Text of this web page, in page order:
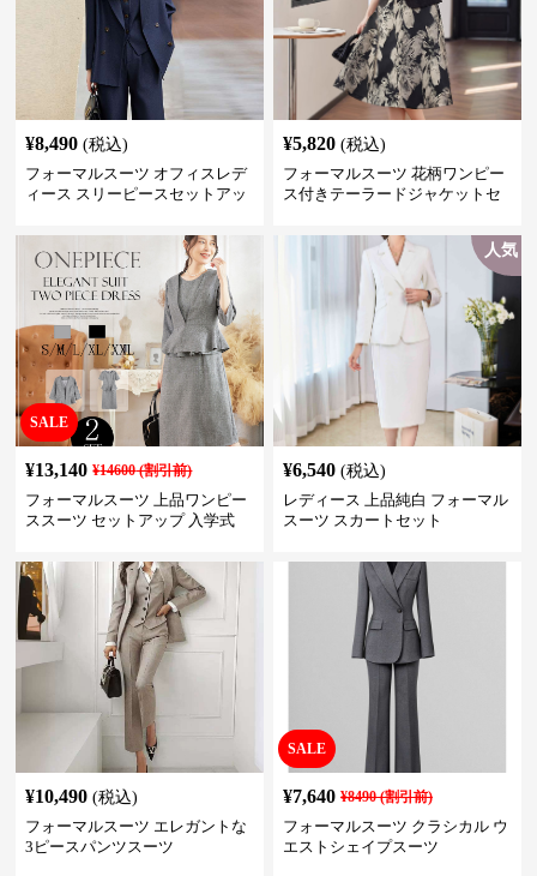
¥8,490 (税込)
フォーマルスーツ オフィスレデ
ィース スリーピースセットアッ
¥5,820 (税込)
フォーマルスーツ 花柄ワンピー
ス付きテーラードジャケットセ
SALE
¥13,140 ¥14600(割引前)
フォーマルスーツ 上品ワンピー
ススーツ セットアップ 入学式
人気
¥6,540 (税込)
レディース 上品純白 フォーマル
スーツ スカートセット
¥10,490 (税込)
フォーマルスーツ エレガントな
3ピースパンツスーツ
SALE
¥7,640 ¥8490(割引前)
フォーマルスーツ クラシカル ウ
エストシェイプスーツ